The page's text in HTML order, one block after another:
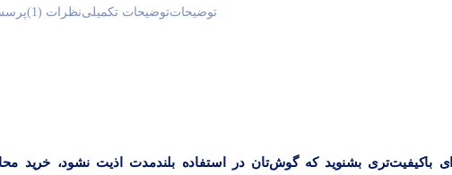
توضیحاتتوضیحات تکمیلینظرات (1)
باکیفیت‌تری بشنوید که گوش‌تان در استفاده بلندمدت اذیت نشود، خرید